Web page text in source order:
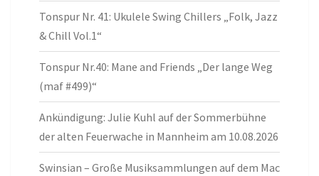
Tonspur Nr. 41: Ukulele Swing Chillers „Folk, Jazz
& Chill Vol.1“
Tonspur Nr.40: Mane and Friends „Der lange Weg
(maf #499)“
Ankündigung: Julie Kuhl auf der Sommerbühne
der alten Feuerwache in Mannheim am 10.08.2026
Swinsian – Große Musiksammlungen auf dem Mac